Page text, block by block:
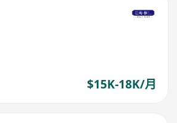
$15K-18K/月